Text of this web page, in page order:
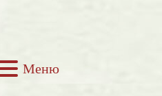
Меню